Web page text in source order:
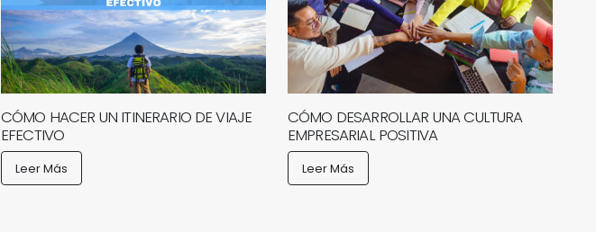
CÓMO HACER UN ITINERARIO DE VIAJE
EFECTIVO
Leer Más
CÓMO DESARROLLAR UNA CULTURA
EMPRESARIAL POSITIVA
Leer Más